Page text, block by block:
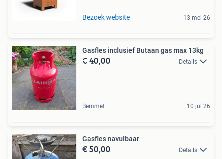
Bezoek website 13 mei 26
Gasfles inclusief Butaan gas max 13kg
€ 40,00 Details
Bemmel 10 jul 26
Gasfles navulbaar
€ 50,00 Details